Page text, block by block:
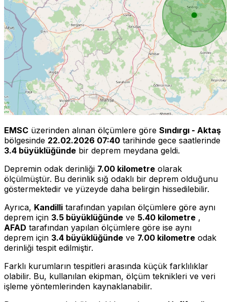
EMSC üzerinden alınan ölçümlere göre Sındırgı - Aktaş
bölgesinde 22.02.2026 07:40 tarihinde gece saatlerinde
3.4 büyüklüğünde bir deprem meydana geldi.
Depremin odak derinliği 7.00 kilometre olarak
ölçülmüştür. Bu derinlik sığ odaklı bir deprem olduğunu
göstermektedir ve yüzeyde daha belirgin hissedilebilir.
Ayrıca, Kandilli tarafından yapılan ölçümlere göre aynı
deprem için 3.5 büyüklüğünde ve 5.40 kilometre ,
AFAD tarafından yapılan ölçümlere göre ise aynı
deprem için 3.4 büyüklüğünde ve 7.00 kilometre odak
derinliği tespit edilmiştir.
Farklı kurumların tespitleri arasında küçük farklılıklar
olabilir. Bu, kullanılan ekipman, ölçüm teknikleri ve veri
işleme yöntemlerinden kaynaklanabilir.